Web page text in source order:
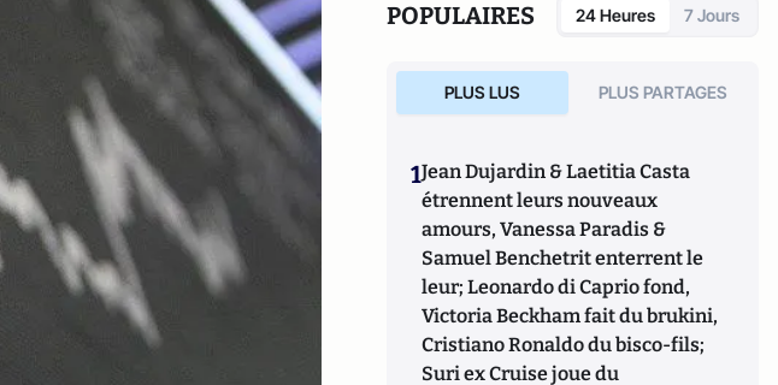
POPULAIRES 24 Heures 7 Jours
PLUS LUS PLUS PARTAGES
1Jean Dujardin & Laetitia Casta
étrennent leurs nouveaux
amours, Vanessa Paradis &
Samuel Benchetrit enterrent le
leur; Leonardo di Caprio fond,
Victoria Beckham fait du brukini,
Cristiano Ronaldo du bisco-fils;
Suri ex Cruise joue du